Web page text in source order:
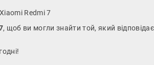
Redmi 7
, щоб ви могли знайти той, який